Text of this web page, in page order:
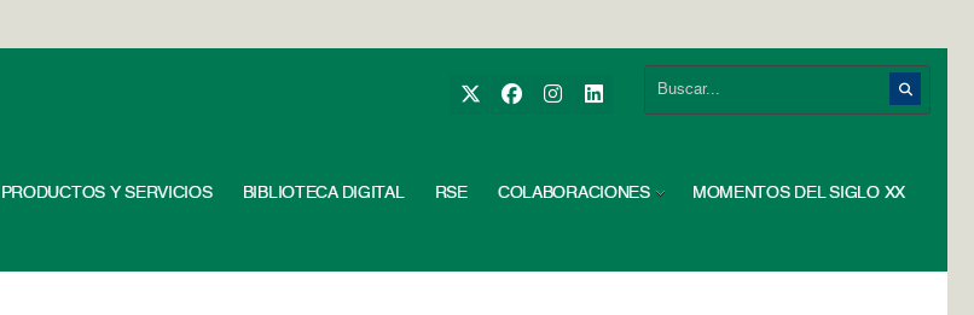
PRODUCTOS Y SERVICIOS BIBLIOTECA DIGITAL RSE COLABORACIONES MOMENTOS DEL SIGLO XX